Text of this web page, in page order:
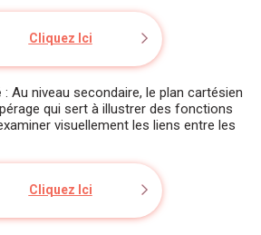
Cliquez Ici
: Au niveau secondaire, le plan cartésien
qui sert à illustrer des fonctions
visuellement les liens entre les
Cliquez Ici